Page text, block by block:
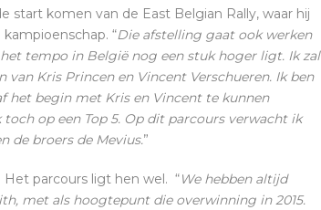
start komen van de East Belgian Rally, waar hij
“Die afstelling gaat ook werken
tempo in België nog een stuk hoger ligt. Ik zal
Kris Princen en Vincent Verschueren. Ik ben
het begin met Kris en Vincent te kunnen
op een Top 5. Op dit parcours verwacht ik
de broers de Mevius.”
Het parcours ligt hen wel. “We hebben altijd
met als hoogtepunt die overwinning in 2015.